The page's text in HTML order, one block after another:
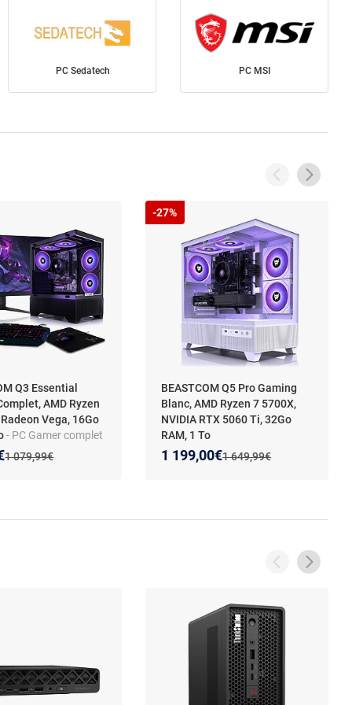
PC Sedatech PC MSI
Q3 Essential
AMD Ryzen
Vega, 16Go
- PC Gamer complet
7, 32 Go RAM, 1
Ancien prix :
1 079,99€
prix :
de :
BEASTCOM Q5 Pro Gaming
Blanc, AMD Ryzen 7 5700X,
NVIDIA RTX 5060 Ti, 32Go
RAM, 1 To
Ancien prix :
1 649,99€
Nouveau prix :
1 199,00€
Réduction de :
-27%